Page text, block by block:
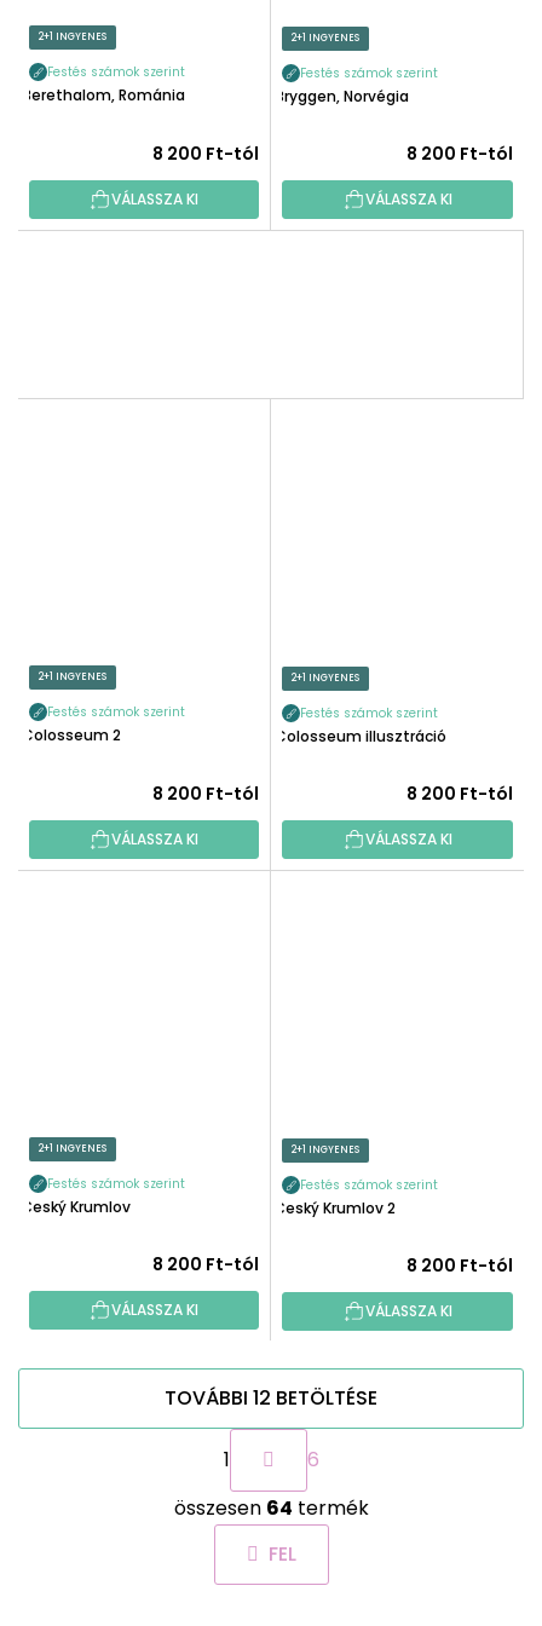
2+1 INGYENES
Festés számok szerint
Berethalom, Románia
8 200 Ft-tól
VÁLASSZA KI
2+1 INGYENES
Festés számok szerint
Bryggen, Norvégia
8 200 Ft-tól
VÁLASSZA KI
2+1 INGYENES
Festés számok szerint
Colosseum 2
8 200 Ft-tól
VÁLASSZA KI
2+1 INGYENES
Festés számok szerint
Colosseum illusztráció
8 200 Ft-tól
VÁLASSZA KI
2+1 INGYENES
Festés számok szerint
Český Krumlov
8 200 Ft-tól
VÁLASSZA KI
2+1 INGYENES
Festés számok szerint
Český Krumlov 2
8 200 Ft-tól
VÁLASSZA KI
L
i
s
t
a
TOVÁBBI 12 BETÖLTÉSE
L
a
p
o
z
á
s
1
6
összesen 64 termék
FEL